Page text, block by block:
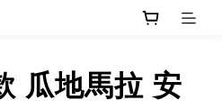
瓜地馬拉 安